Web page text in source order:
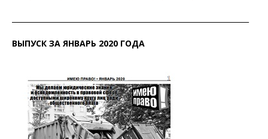
ВЫПУСК ЗА ЯНВАРЬ 2020 ГОДА